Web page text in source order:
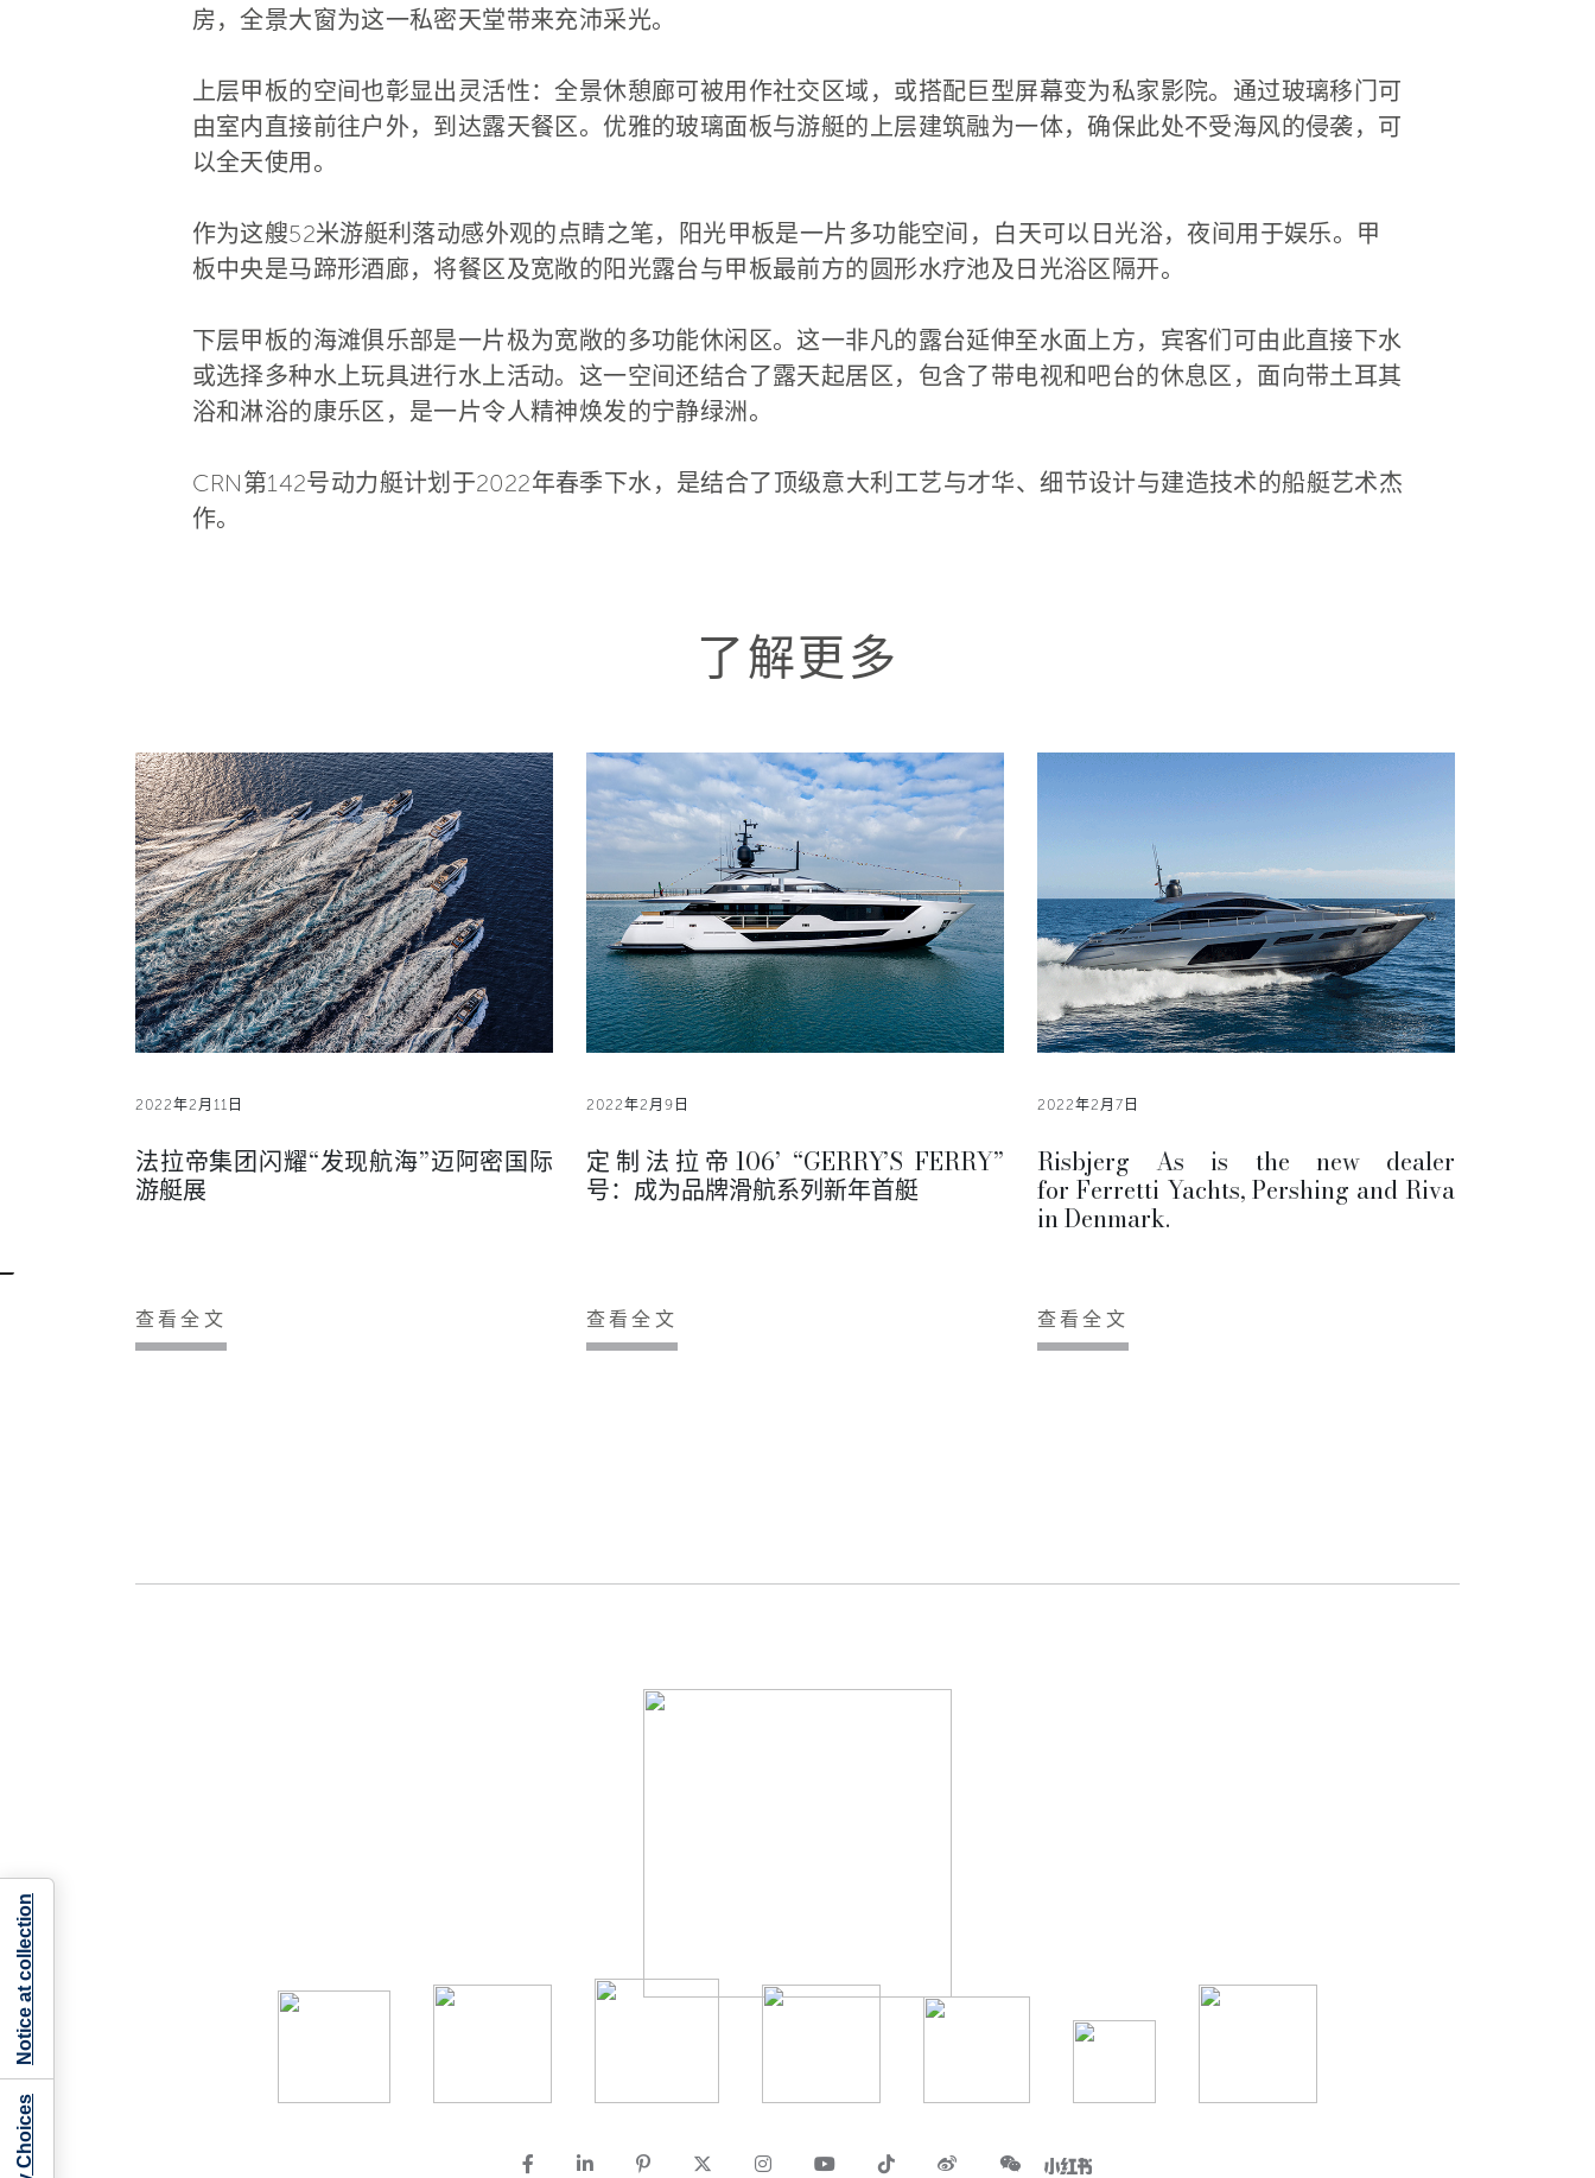
房，全景大窗为这一私密天堂带来充沛采光。
上层甲板的空间也彰显出灵活性：全景休憩廊可被用作社交区域，或搭配巨型屏幕变为私家影院。通过玻璃移门可
由室内直接前往户外，到达露天餐区。优雅的玻璃面板与游艇的上层建筑融为一体，确保此处不受海风的侵袭，可
以全天使用。
作为这艘52米游艇利落动感外观的点睛之笔，阳光甲板是一片多功能空间，白天可以日光浴，夜间用于娱乐。甲
板中央是马蹄形酒廊，将餐区及宽敞的阳光露台与甲板最前方的圆形水疗池及日光浴区隔开。
下层甲板的海滩俱乐部是一片极为宽敞的多功能休闲区。这一非凡的露台延伸至水面上方，宾客们可由此直接下水
或选择多种水上玩具进行水上活动。这一空间还结合了露天起居区，包含了带电视和吧台的休息区，面向带土耳其
浴和淋浴的康乐区，是一片令人精神焕发的宁静绿洲。
CRN第142号动力艇计划于2022年春季下水，是结合了顶级意大利工艺与才华、细节设计与建造技术的船艇艺术杰
作。
了解更多
2022年2月11日
法拉帝集团闪耀“发现航海”迈阿密国际
游艇展
查看全文
2022年2月9日
定制法拉帝106’ “GERRY’S FERRY”
号：成为品牌滑航系列新年首艇
查看全文
2022年2月7日
Risbjerg As is the new dealer
for Ferretti Yachts, Pershing and Riva
in Denmark.
查看全文
Notice at collection